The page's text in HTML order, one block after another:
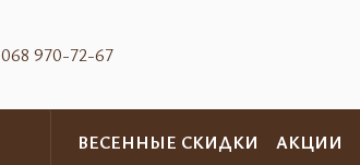
068 970-72-67
ВЕСЕННЫЕ СКИДКИ АКЦИИ